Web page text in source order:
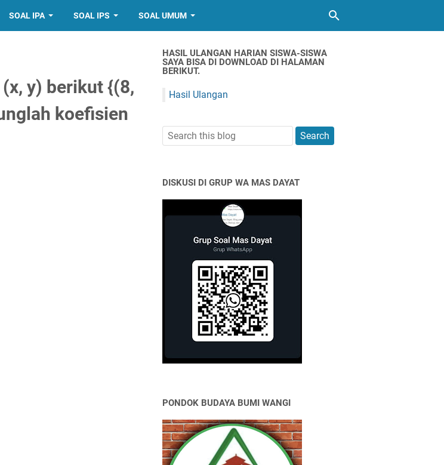
SOAL IPA SOAL IPS SOAL UMUM
y) berikut {(8,
koefisien
HASIL ULANGAN HARIAN SISWA-SISWA
SAYA BISA DI DOWNLOAD DI HALAMAN
BERIKUT.
Hasil Ulangan
DISKUSI DI GRUP WA MAS DAYAT
PONDOK BUDAYA BUMI WANGI